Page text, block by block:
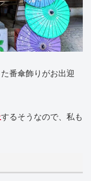
番傘飾りがお出迎
するそうなので、私も